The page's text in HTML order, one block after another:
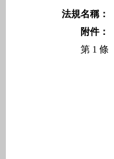
法規名稱：
附件：
第 1 條